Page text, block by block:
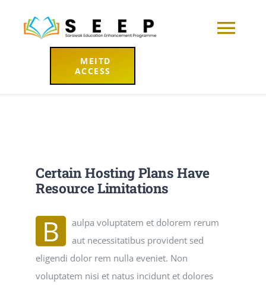
Resources
MEITD
ACCESS
Certain Hosting Plans Have
Resource Limitations
B
aulpa voluptatem et dolorem rerum
aut necessitatibus provident sed
eligendi dolor rem nulla eveniet. Non
voluptatem nisi et natus incidunt et dolores